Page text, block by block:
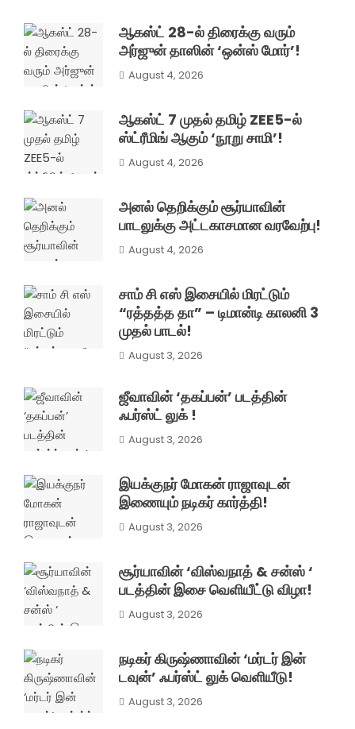
ஆகஸ்ட் 28-ல் திரைக்கு வரும்
அர்ஜுன் தாஸின் ‘ஒன்ஸ் மோர்’!
August 4, 2026
ஆகஸ்ட் 7 முதல் தமிழ் ZEE5-ல்
ஸ்ட்ரீமிங் ஆகும் ‘நூறு சாமி’!
August 4, 2026
அனல் தெறிக்கும் சூர்யாவின்
பாடலுக்கு அட்டகாசமான வரவேற்பு!
August 4, 2026
சாம் சி எஸ் இசையில் மிரட்டும்
“ரத்தத்த தா” – டிமான்டி காலனி 3
முதல் பாடல்!
August 3, 2026
ஜீவாவின் ‘தகப்பன்’ படத்தின்
ஃபர்ஸ்ட் லுக் !
August 3, 2026
இயக்குநர் மோகன் ராஜாவுடன்
இணையும் நடிகர் கார்த்தி!
August 3, 2026
சூர்யாவின் ‘விஸ்வநாத் & சன்ஸ் ‘
படத்தின் இசை வெளியீட்டு விழா!
August 3, 2026
நடிகர் கிருஷ்ணாவின் ‘மர்டர் இன்
டவுன்’ ஃபர்ஸ்ட் லுக் வெளியீடு!
August 3, 2026